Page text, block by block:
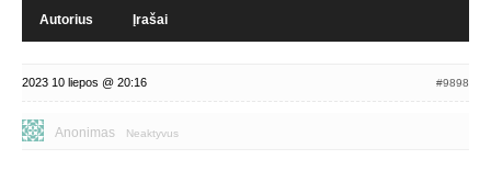
Autorius Įrašai
2023 10 liepos @ 20:16 #9898
Anonimas Neaktyvus